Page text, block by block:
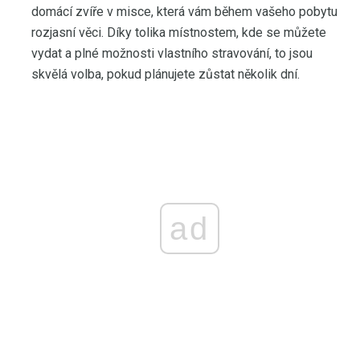
domácí zvíře v misce, která vám během vašeho pobytu
rozjasní věci. Díky tolika místnostem, kde se můžete
vydat a plné možnosti vlastního stravování, to jsou
skvělá volba, pokud plánujete zůstat několik dní.
ad